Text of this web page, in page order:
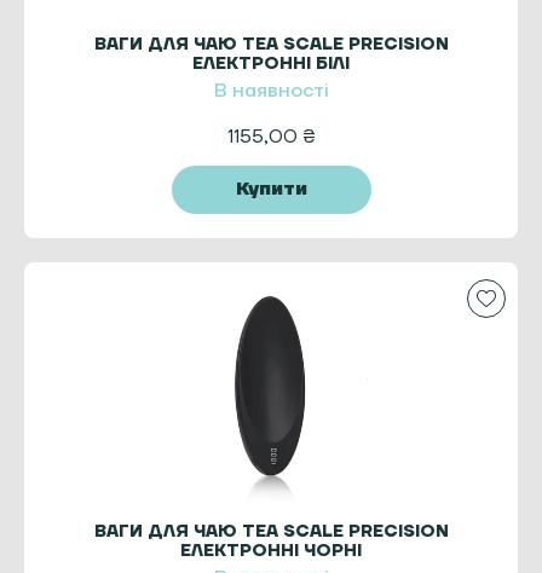
ВАГИ ДЛЯ ЧАЮ TEA SCALE PRECISION
ЕЛЕКТРОННІ БІЛІ
В наявності
1155,00 ₴
Купити
ВАГИ ДЛЯ ЧАЮ TEA SCALE PRECISION
ЕЛЕКТРОННІ ЧОРНІ